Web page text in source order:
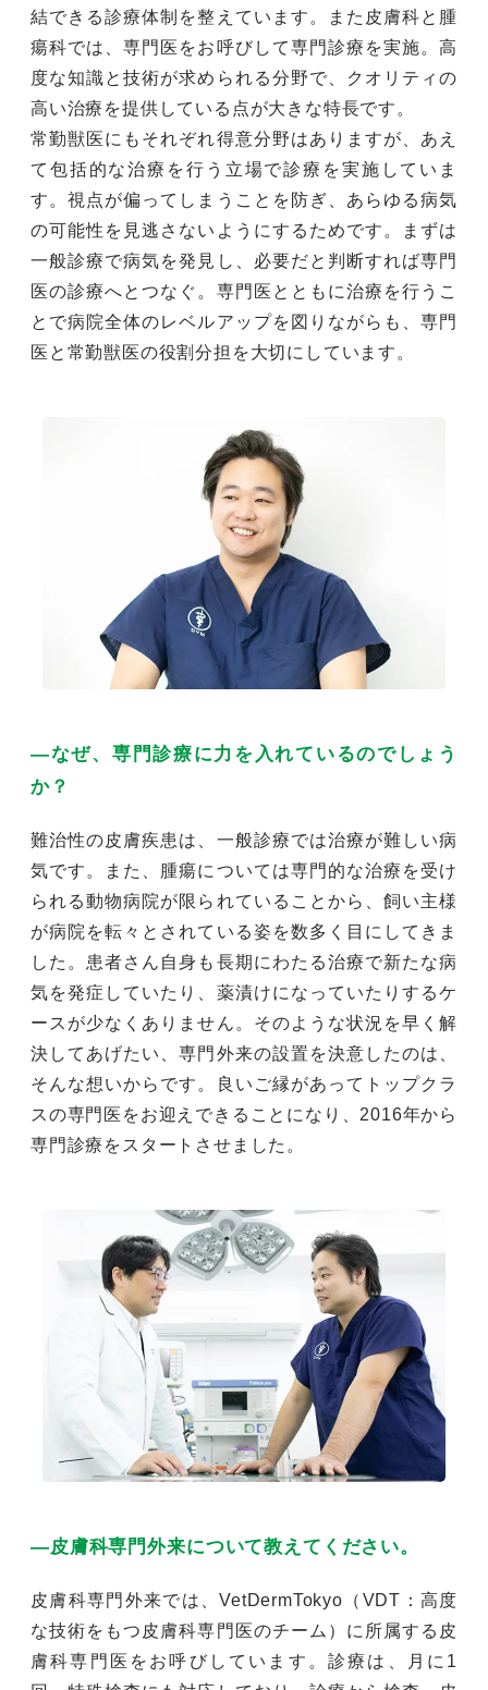
結できる診療体制を整えています。また皮膚科と腫
瘍科では、専門医をお呼びして専門診療を実施。高
度な知識と技術が求められる分野で、クオリティの
高い治療を提供している点が大きな特長です。
常勤獣医にもそれぞれ得意分野はありますが、あえ
て包括的な治療を行う立場で診療を実施していま
す。視点が偏ってしまうことを防ぎ、あらゆる病気
の可能性を見逃さないようにするためです。まずは
一般診療で病気を発見し、必要だと判断すれば専門
医の診療へとつなぐ。専門医とともに治療を行うこ
とで病院全体のレベルアップを図りながらも、専門
医と常勤獣医の役割分担を大切にしています。
―なぜ、専門診療に力を入れているのでしょう
か？
難治性の皮膚疾患は、一般診療では治療が難しい病
気です。また、腫瘍については専門的な治療を受け
られる動物病院が限られていることから、飼い主様
が病院を転々とされている姿を数多く目にしてきま
した。患者さん自身も長期にわたる治療で新たな病
気を発症していたり、薬漬けになっていたりするケ
ースが少なくありません。そのような状況を早く解
決してあげたい、専門外来の設置を決意したのは、
そんな想いからです。良いご縁があってトップクラ
スの専門医をお迎えできることになり、2016年から
専門診療をスタートさせました。
―皮膚科専門外来について教えてください。
皮膚科専門外来では、VetDermTokyo（VDT：高度
な技術をもつ皮膚科専門医のチーム）に所属する皮
膚科専門医をお呼びしています。診療は、月に1